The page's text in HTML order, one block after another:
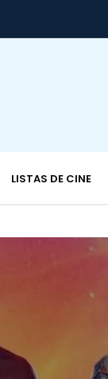
LISTAS DE CINE